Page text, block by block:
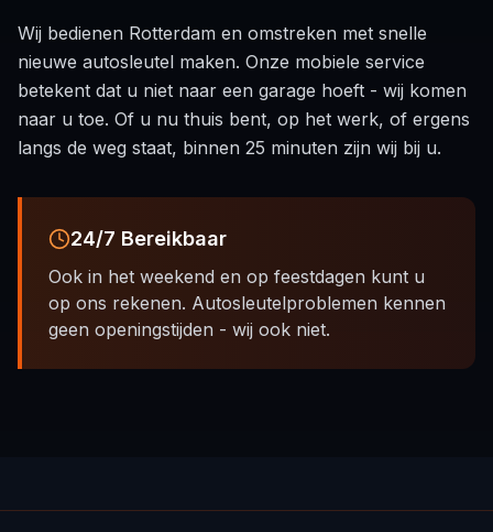
Wij bedienen Rotterdam en omstreken met snelle
nieuwe autosleutel maken. Onze mobiele service
betekent dat u niet naar een garage hoeft - wij komen
naar u toe. Of u nu thuis bent, op het werk, of ergens
langs de weg staat, binnen 25 minuten zijn wij bij u.
24/7 Bereikbaar
Ook in het weekend en op feestdagen kunt u
op ons rekenen. Autosleutelproblemen kennen
geen openingstijden - wij ook niet.